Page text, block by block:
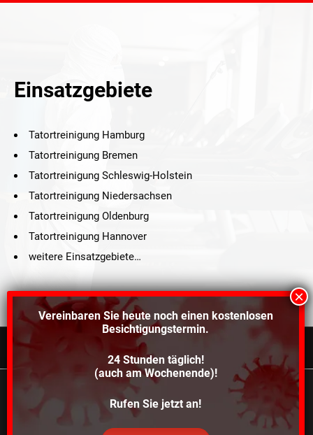
Einsatzgebiete
Tatortreinigung Hamburg
Tatortreinigung Bremen
Tatortreinigung Schleswig-Holstein
Tatortreinigung Niedersachsen
Tatortreinigung Oldenburg
Tatortreinigung Hannover
weitere Einsatzgebiete…
©2021 Schröders Service Team Nord, All Rights Reserved.
Schroeder Service Team Nord
Kontakt Impressum Datenschutz
Vereinbaren Sie heute noch einen kostenlosen
Besichtigungstermin.
24 Stunden täglich!
(auch am Wochenende)!
Rufen Sie jetzt an!
Wir verwenden Cookies, um dir die bestmögliche
Erfahrung auf unserer Website zu bieten.
Einstellungenkannst du erfahren, welche Cookies